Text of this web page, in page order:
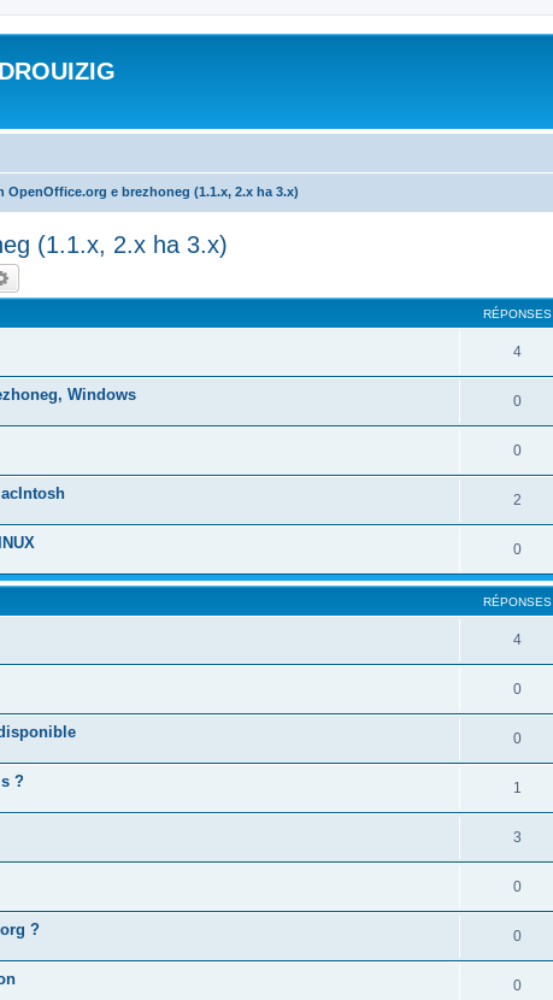
OpenOffice.org e brezhoneg (1.1.x, 2.x ha 3.x)
(1.1.x, 2.x ha 3.x)
RÉPONSES
4
Windows 0
0
2
0
RÉPONSES
4
0
0
? 1
3
0
? 0
0